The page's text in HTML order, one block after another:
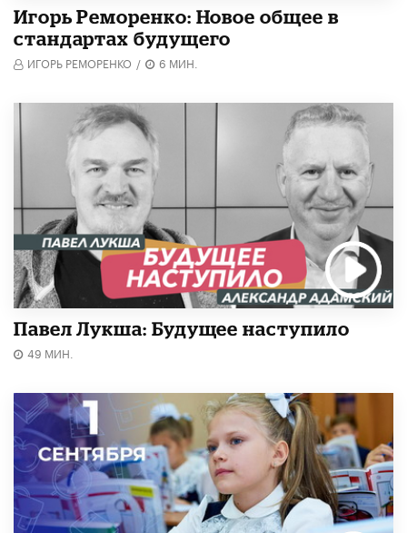
Игорь Реморенко: Новое общее в
стандартах будущего
ИГОРЬ РЕМОРЕНКО / 6 МИН.
Павел Лукша: Будущее наступило
49 МИН.